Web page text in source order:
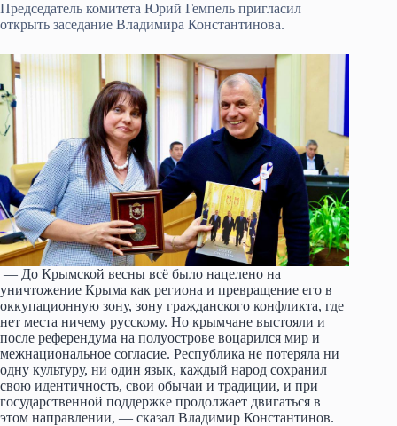
Председатель комитета Юрий Гемпель пригласил
открыть заседание Владимира Константинова.
— До Крымской весны всё было нацелено на
уничтожение Крыма как региона и превращение его в
оккупационную зону, зону гражданского конфликта, где
нет места ничему русскому. Но крымчане выстояли и
после референдума на полуострове воцарился мир и
межнациональное согласие. Республика не потеряла ни
одну культуру, ни один язык, каждый народ сохранил
свою идентичность, свои обычаи и традиции, и при
государственной поддержке продолжает двигаться в
этом направлении, — сказал Владимир Константинов.